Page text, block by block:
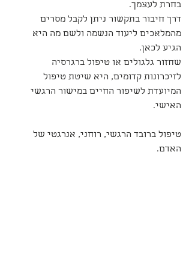
בחרת לעצמך.
דרך חיבור בתקשור ניתן לקבל מסרים
מהמלאכים ליעוד הנשמה ולשם מה היא
הגיע לכאן.
שחזור גלגולים או טיפול ברגרסיה
לזיכרונות קדומים, היא שיטת טיפול
המיועדת לשיפור החיים במישור הרגשי
האישי.
טיפול ברובד הרגשי, רוחני, אנרגטי של
האדם.